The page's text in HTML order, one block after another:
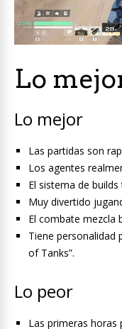
Lo
Lo mejor
Las partidas son
Los agentes
El sistema de
Muy divertido
El combate mezcla
Tiene personalidad
of Tanks”.
Lo peor
Las primeras horas